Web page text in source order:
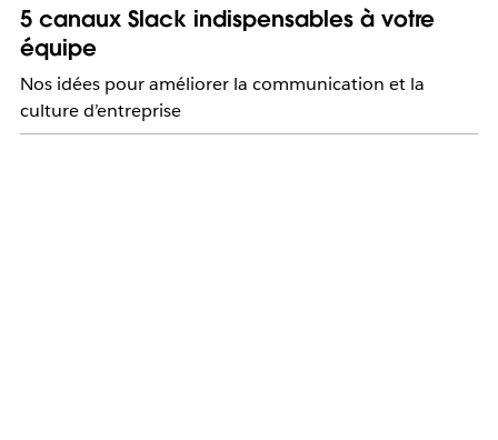
5 canaux Slack indispensables à votre
équipe
Nos idées pour améliorer la communication et la
culture d’entreprise